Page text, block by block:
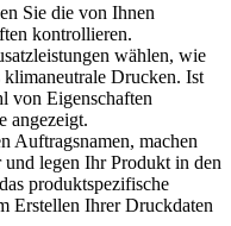
Sie die von Ihnen
kontrollieren.
wählen, wie
Drucken. Ist
von Eigenschaften
angezeigt.
Auftragsnamen, machen
legen Ihr Produkt in den
produktspezifische
Erstellen Ihrer Druckdaten